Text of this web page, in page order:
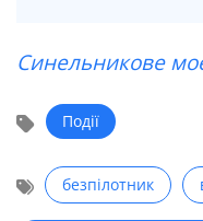
Синельникове
Події
безпілотник